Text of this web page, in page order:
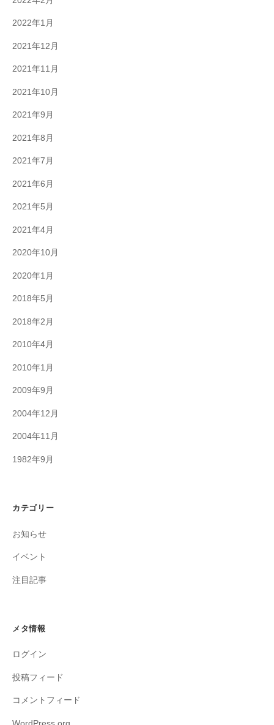
2022年1月
2021年12月
2021年11月
2021年10月
2021年9月
2021年8月
2021年7月
2021年6月
2021年5月
2021年4月
2020年10月
2020年1月
2018年5月
2018年2月
2010年4月
2010年1月
2009年9月
2004年12月
2004年11月
1982年9月
カテゴリー
お知らせ
イベント
注目記事
メタ情報
ログイン
投稿フィード
コメントフィード